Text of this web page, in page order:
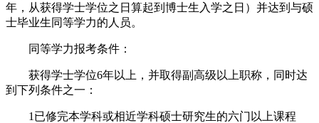
年，从获得学士学位之日算起到博士生入学之日）并达到与硕
士毕业生同等学力的人员。
同等学力报考条件：
获得学士学位6年以上，并取得副高级以上职称，同时达
到下列条件之一：
1已修完本学科或相近学科硕士研究生的六门以上课程